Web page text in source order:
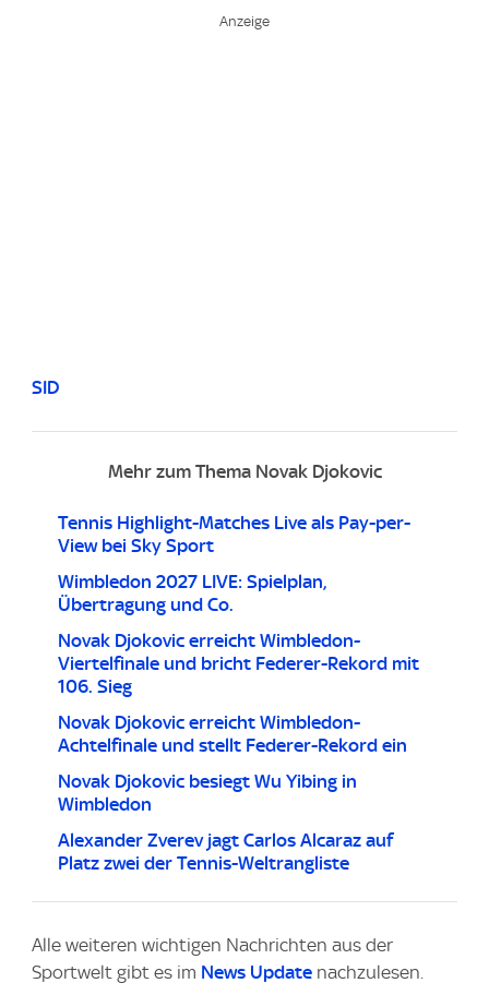
SID
Mehr zum Thema Novak Djokovic
Tennis Highlight-Matches Live als Pay-per-
View bei Sky Sport
Wimbledon 2027 LIVE: Spielplan,
Übertragung und Co.
Novak Djokovic erreicht Wimbledon-
Viertelfinale und bricht Federer-Rekord mit
106. Sieg
Novak Djokovic erreicht Wimbledon-
Achtelfinale und stellt Federer-Rekord ein
Novak Djokovic besiegt Wu Yibing in
Wimbledon
Alexander Zverev jagt Carlos Alcaraz auf
Platz zwei der Tennis-Weltrangliste
Alle weiteren wichtigen Nachrichten aus der
Sportwelt gibt es im News Update nachzulesen.